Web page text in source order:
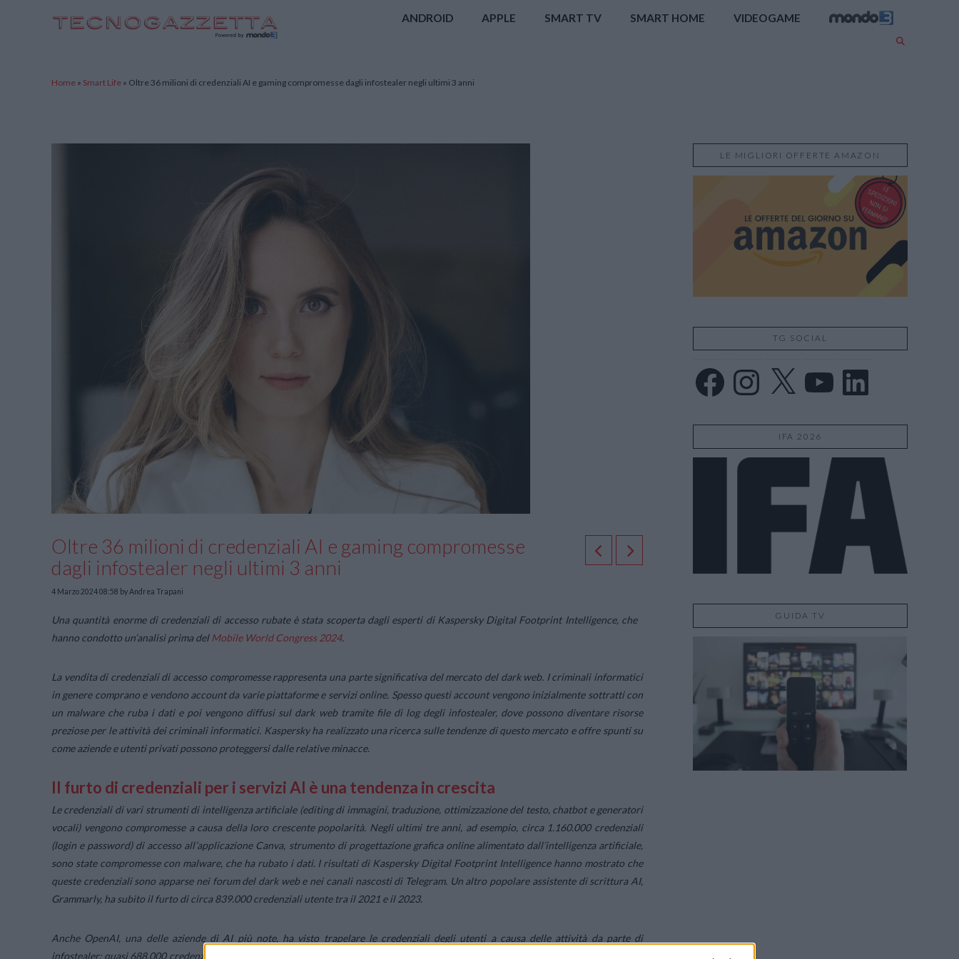
ANDROID APPLE SMART TV SMART HOME VIDEOGAME
Home » Smart Life » Oltre 36 milioni di credenziali AI e gaming compromesse dagli infostealer negli ultimi 3 anni
Oltre 36 milioni di credenziali AI e gaming compromesse
dagli infostealer negli ultimi 3 anni
4 Marzo 2024 08:58 by Andrea Trapani
Una quantità enorme di credenziali di accesso rubate è stata scoperta dagli esperti di Kaspersky Digital Footprint Intelligence, che
hanno condotto un’analisi prima delMobile World Congress 2024.
La vendita di credenziali di accesso compromesse rappresenta una parte significativa del mercato del dark web. I criminali informatici
in genere comprano e vendono account da varie piattaforme e servizi online. Spesso questi account vengono inizialmente sottratti con
un malware che ruba i dati e poi vengono diffusi sul dark web tramite file di log degli infostealer, dove possono diventare risorse
preziose per le attività dei criminali informatici. Kaspersky ha realizzato una ricerca sulle tendenze di questo mercato e offre spunti su
come aziende e utenti privati possono proteggersi dalle relative minacce.
Il furto di credenziali per i servizi AI è una tendenza in crescita
Le credenziali di vari strumenti di intelligenza artificiale (editing di immagini, traduzione, ottimizzazione del testo, chatbot e generatori
vocali) vengono compromesse a causa della loro crescente popolarità. Negli ultimi tre anni, ad esempio, circa 1.160.000 credenziali
(login e password) di accesso all’applicazione Canva, strumento di progettazione grafica online alimentato dall’intelligenza artificiale,
sono state compromesse con malware, che ha rubato i dati. I risultati di Kaspersky Digital Footprint Intelligence hanno mostrato che
queste credenziali sono apparse nei forum del dark web e nei canali nascosti di Telegram. Un altro popolare assistente di scrittura AI,
Grammarly, ha subito il furto di circa 839.000 credenziali utente tra il 2021 e il 2023.
Anche OpenAI, una delle aziende di AI più note, ha visto trapelare le credenziali degli utenti a causa delle attività da parte di
infostealer: quasi 688.000 credenziali per i servizi dell’azienda, tra cui ChatGPT, sono state compromesse tra il 2021 e il 2023 e trovate
LE MIGLIORI OFFERTE AMAZON
TG SOCIAL
Facebook Instagram YouTube LinkedIn
IFA 2026
GUIDA TV